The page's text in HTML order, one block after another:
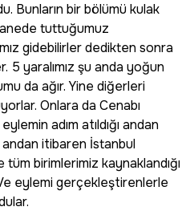
Bunların bir bölümü kulak
tuttuğumuz
gidebilirler dedikten sonra
yaralımız şu anda yoğun
da ağır. Yine diğerleri
Onlara da Cenabı
adım atıldığı andan
andan itibaren İstanbul
birimlerimiz kaynaklandığı
Ve eylemi gerçekleştirenlerle